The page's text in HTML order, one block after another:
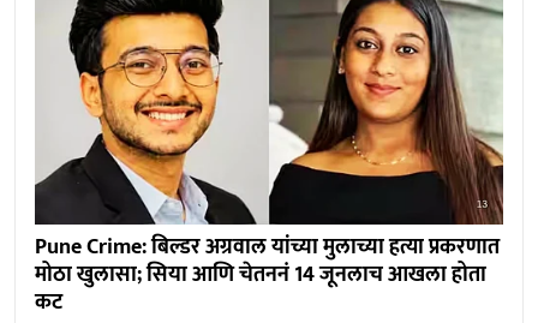
Pune Crime: बिल्डर अग्रवाल यांच्या मुलाच्या हत्या प्रकरणात
मोठा खुलासा; सिया आणि चेतननं 14 जूनलाच आखला होता
कट